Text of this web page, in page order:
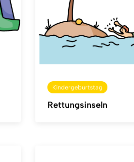
Kindergeburtstag
Rettungsinseln